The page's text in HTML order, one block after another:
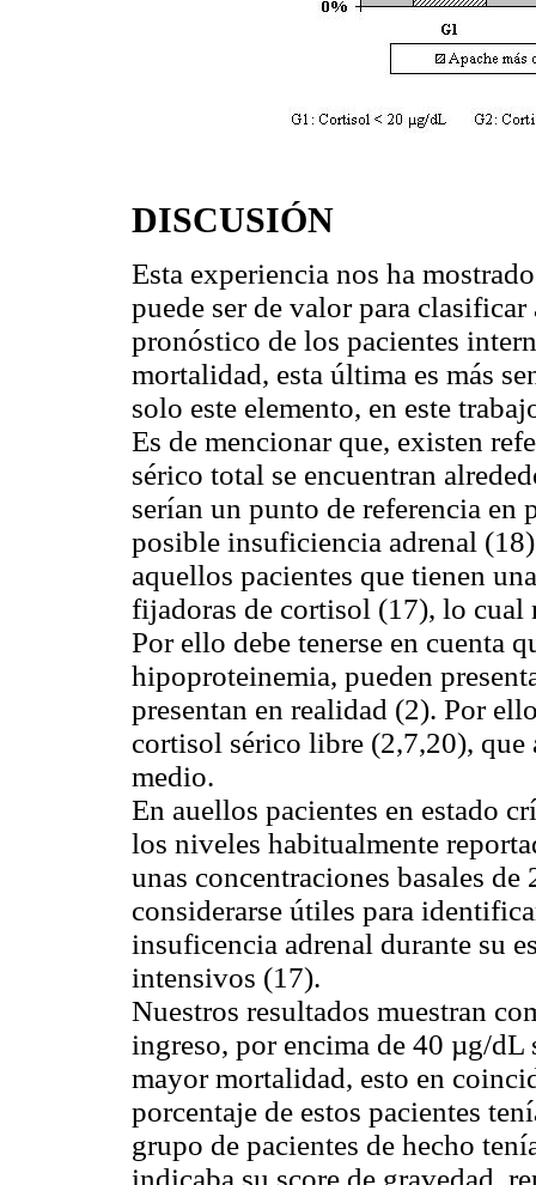
DISCUSIÓN
Esta experiencia nos ha
puede ser de valor para
pronóstico de los pacientes
mortalidad, esta última es más
solo este elemento, en este
Es de mencionar que, existen
sérico total se encuentran
serían un punto de referencia
posible insuficiencia adrenal
aquellos pacientes que tienen
fijadoras de cortisol (17), lo cual
Por ello debe tenerse en cuenta
hipoproteinemia, pueden
presentan en realidad (2). Por
cortisol sérico libre (2,7,20), que
medio.
En auellos pacientes en estado
los niveles habitualmente
unas concentraciones basales
considerarse útiles para
insuficencia adrenal durante su
intensivos (17).
Nuestros resultados muestran
ingreso, por encima de 40 µg/
mayor mortalidad, esto en
porcentaje de estos pacientes
grupo de pacientes de hecho
indicaba su score de gravedad,